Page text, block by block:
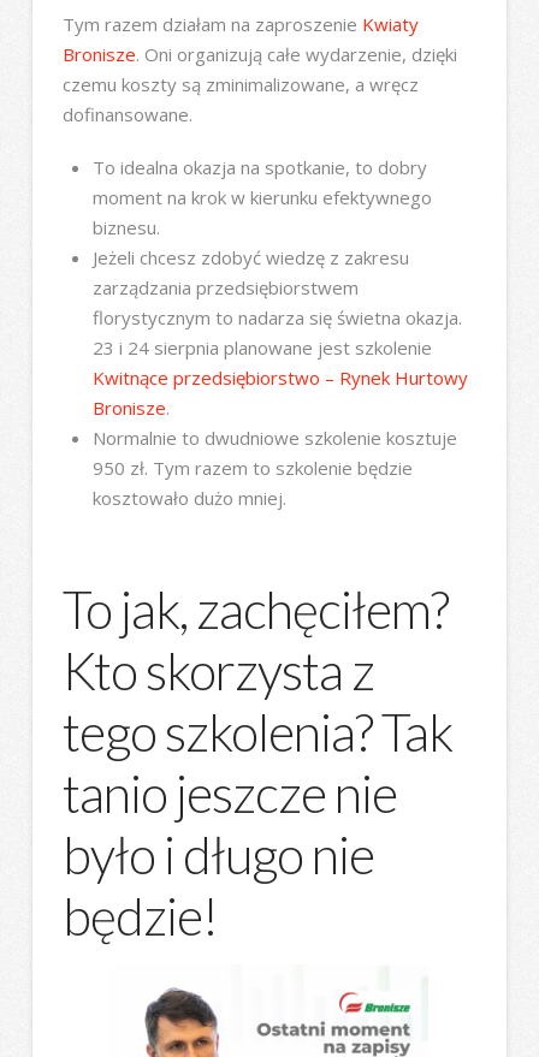
Tym razem działam na zaproszenie Kwiaty
Bronisze. Oni organizują całe wydarzenie, dzięki
czemu koszty są zminimalizowane, a wręcz
dofinansowane.
To idealna okazja na spotkanie, to dobry
moment na krok w kierunku efektywnego
biznesu.
Jeżeli chcesz zdobyć wiedzę z zakresu
zarządzania przedsiębiorstwem
florystycznym to nadarza się świetna okazja.
23 i 24 sierpnia planowane jest szkolenie
Kwitnące przedsiębiorstwo – Rynek Hurtowy
Bronisze.
Normalnie to dwudniowe szkolenie kosztuje
950 zł. Tym razem to szkolenie będzie
kosztowało dużo mniej.
To jak, zachęciłem?
Kto skorzysta z
tego szkolenia? Tak
tanio jeszcze nie
było i długo nie
będzie!